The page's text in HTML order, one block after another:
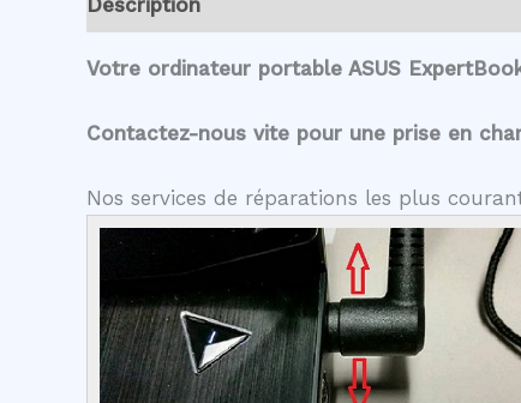
Description
Votre ordinateur portable ASUS
Contactez-nous vite pour une prise en
Nos services de réparations les plus